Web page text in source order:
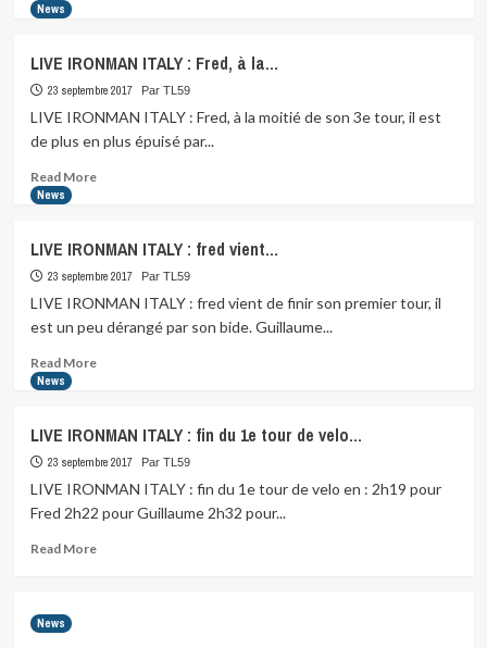
9h12
d
effort,
termine
la…
News
LIVE IRONMAN ITALY : Fred, à la…
23 septembre 2017 Par TL59
LIVE IRONMAN ITALY : Fred, à la moitié de son 3e tour, il est
de plus en plus épuisé par...
Read MoreRead
IRONMAN
ITALY
:
à
la…
News
LIVE IRONMAN ITALY : fred vient…
23 septembre 2017 Par TL59
LIVE IRONMAN ITALY : fred vient de finir son premier tour, il
est un peu dérangé par son bide. Guillaume...
Read MoreRead
IRONMAN
ITALY
:
vient…
News
LIVE IRONMAN ITALY : fin du 1e tour de velo…
23 septembre 2017 Par TL59
LIVE IRONMAN ITALY : fin du 1e tour de velo en : 2h19 pour
Fred 2h22 pour Guillaume 2h32 pour...
Read MoreRead
News